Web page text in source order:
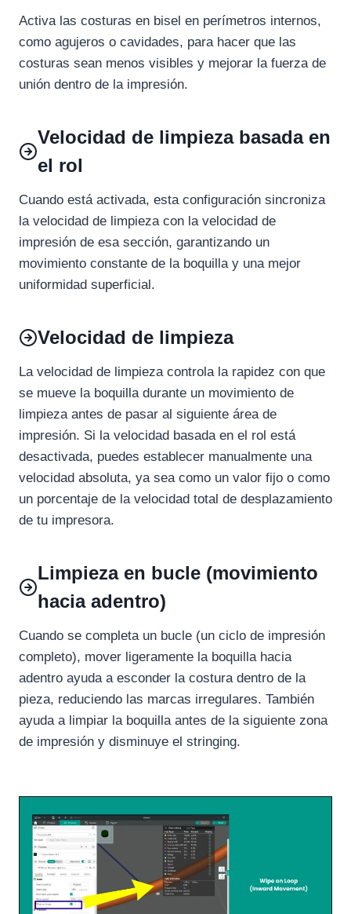
Activa las costuras en bisel en perímetros internos,
como agujeros o cavidades, para hacer que las
costuras sean menos visibles y mejorar la fuerza de
unión dentro de la impresión.
Velocidad de limpieza basada en
el rol
Cuando está activada, esta configuración sincroniza
la velocidad de limpieza con la velocidad de
impresión de esa sección, garantizando un
movimiento constante de la boquilla y una mejor
uniformidad superficial.
Velocidad de limpieza
La velocidad de limpieza controla la rapidez con que
se mueve la boquilla durante un movimiento de
limpieza antes de pasar al siguiente área de
impresión. Si la velocidad basada en el rol está
desactivada, puedes establecer manualmente una
velocidad absoluta, ya sea como un valor fijo o como
un porcentaje de la velocidad total de desplazamiento
de tu impresora.
Limpieza en bucle (movimiento
hacia adentro)
Cuando se completa un bucle (un ciclo de impresión
completo), mover ligeramente la boquilla hacia
adentro ayuda a esconder la costura dentro de la
pieza, reduciendo las marcas irregulares. También
ayuda a limpiar la boquilla antes de la siguiente zona
de impresión y disminuye el stringing.